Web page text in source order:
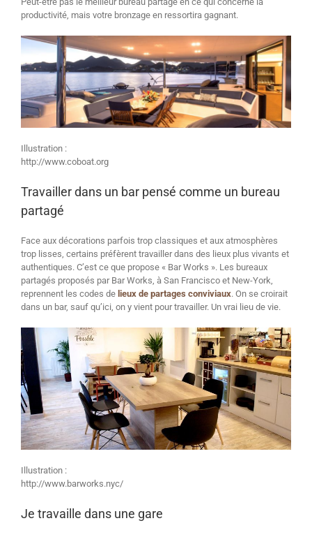
productivité, mais votre bronzage en ressortira gagnant.
Illustration :
http://www.coboat.org
Travailler dans un bar pensé comme un bureau
partagé
Face aux décorations parfois trop classiques et aux atmosphères
trop lisses, certains préfèrent travailler dans des lieux plus vivants et
authentiques. C’est ce que propose « Bar Works ». Les bureaux
partagés proposés par Bar Works, à San Francisco et New-York,
reprennent les codes de lieux de partages conviviaux. On se croirait
dans un bar, sauf qu’ici, on y vient pour travailler. Un vrai lieu de vie.
Illustration :
http://www.barworks.nyc/
Je travaille dans une gare